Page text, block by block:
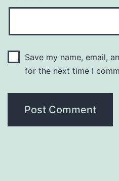
Save my name, email,
for the next time I